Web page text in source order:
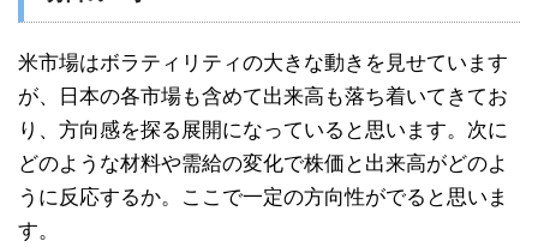
米市場はボラティリティの大きな動きを見せています
が、日本の各市場も含めて出来高も落ち着いてきてお
り、方向感を探る展開になっていると思います。次に
どのような材料や需給の変化で株価と出来高がどのよ
うに反応するか。ここで一定の方向性がでると思いま
す。